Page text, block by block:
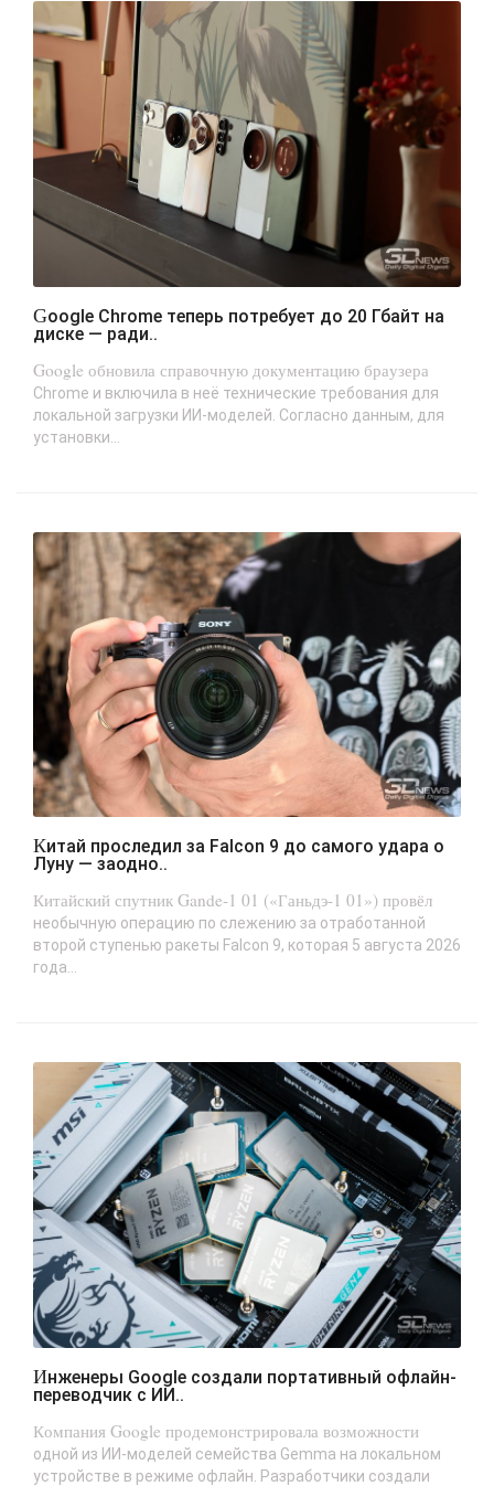
Google Chrome теперь потребует до 20 Гбайт на
диске — ради..
Google обновила справочную документацию браузера
Chrome и включила в неё технические требования для
локальной загрузки ИИ-моделей. Согласно данным, для
установки...
Китай проследил за Falcon 9 до самого удара о
Луну — заодно..
Китайский спутник Gande-1 01 («Ганьдэ-1 01») провёл
необычную операцию по слежению за отработанной
второй ступенью ракеты Falcon 9, которая 5 августа 2026
года...
Инженеры Google создали портативный офлайн-
переводчик с ИИ..
Компания Google продемонстрировала возможности
одной из ИИ-моделей семейства Gemma на локальном
устройстве в режиме офлайн. Разработчики создали